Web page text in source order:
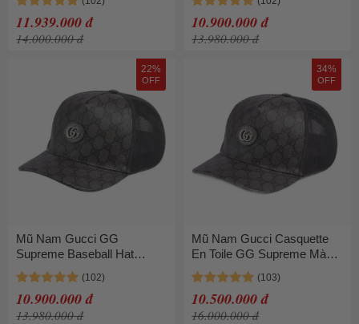
Xanh Size M
11.939.000 đ
14.000.000 đ
Xám Size M
10.900.000 đ
13.980.000 đ
22%
OFF
Mũ Nam Gucci GG
Supreme Baseball Hat
733927 4HAXN 8761 Màu
Xám Size S
10.900.000 đ
13.980.000 đ
34%
OFF
Mũ Nam Gucci Casquette
En Toile GG Supreme Màu
Đen Xám Size S
10.500.000 đ
16.000.000 đ